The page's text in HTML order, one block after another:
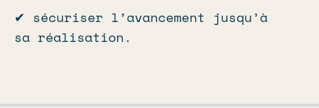
✔ sécuriser l’avancement jusqu’à
sa réalisation.